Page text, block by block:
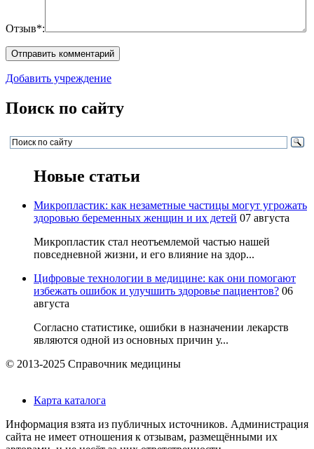
Отзыв*:
Добавить учреждение
Поиск по сайту
Новые статьи
Микропластик: как незаметные частицы могут угрожать
здоровью беременных женщин и их детей 07 августа
Микропластик стал неотъемлемой частью нашей
повседневной жизни, и его влияние на здор...
Цифровые технологии в медицине: как они помогают
избежать ошибок и улучшить здоровье пациентов? 06
августа
Согласно статистике, ошибки в назначении лекарств
являются одной из основных причин у...
© 2013-2025 Справочник медицины
Карта каталога
Информация взята из публичных источников. Администрация
сайта не имеет отношения к отзывам, размещёнными их